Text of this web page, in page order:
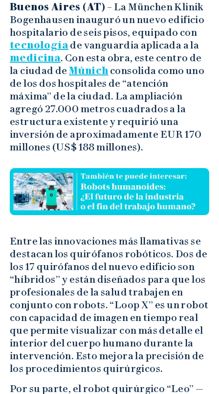
Buenos Aires (AT) – La München Klinik
Bogenhausen inauguró un nuevo edificio
hospitalario de seis pisos, equipado con
tecnologíade vanguardia aplicada a la
medicina. Con esta obra, este centro de
la ciudad deMúnich consolida como uno
de los dos hospitales de “atención
máxima” de la ciudad. La ampliación
agregó 27.000 metros cuadrados a la
estructura existente y requirió una
inversión de aproximadamente EUR 170
millones (US$ 188 millones).
Entre las innovaciones más llamativas se
destacan los quirófanos robóticos. Dos de
los 17 quirófanos del nuevo edificio son
“híbridos” y están diseñados para que los
profesionales de la salud trabajen en
conjunto con robots. “Loop X” es un robot
con capacidad de imagen en tiempo real
que permite visualizar con más detalle el
interior del cuerpo humano durante la
intervención. Esto mejora la precisión de
los procedimientos quirúrgicos.
Por su parte, el robot quirúrgico “Leo” —